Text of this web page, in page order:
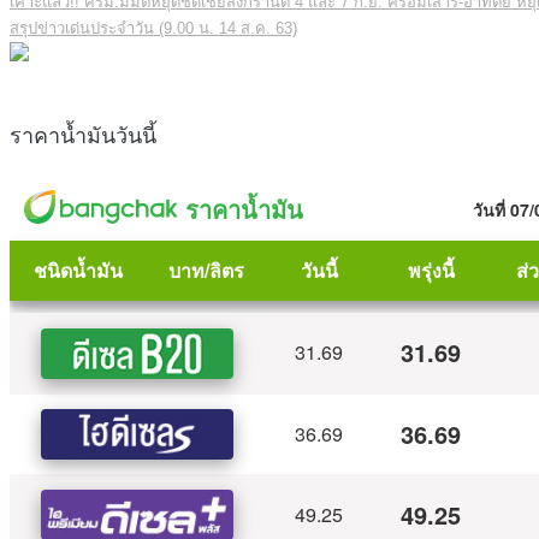
สรุปข่าวเด่นประจำวัน (9.00 น. 14 ส.ค. 63)
ราคาน้ำมันวันนี้